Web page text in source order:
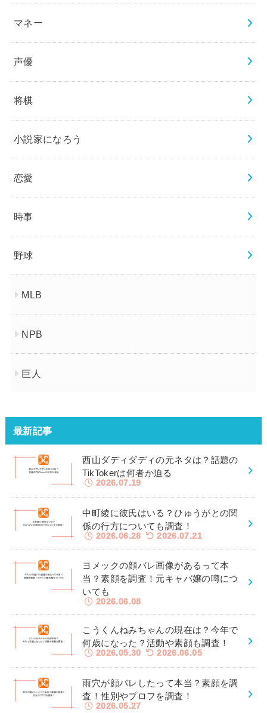
マネー
声優
将棋
小説家になろう
恋愛
時事
野球
MLB
NPB
巨人
最新記事
西山ダディダディの元ネタは？話題の
TikTokerは何者か迫る
2026.07.19
中町綾に彼氏はいる？ひゅうがとの関
係の行方についても調査！
2026.06.28 2026.07.21
ヨメックの顔バレ画像があるって本
当？素顔を調査！元キャバ嬢の噂につ
いても
2026.06.08
こうくんねみちゃんの現在は？今年で
何歳になった？活動や素顔も調査！
2026.05.30 2026.06.05
雨穴が顔バレしたって本当？素顔を調
査！性別やプロフを調査！
2026.05.27